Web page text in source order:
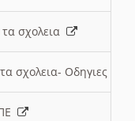
σχολεια
σχολεια- Οδηγιες